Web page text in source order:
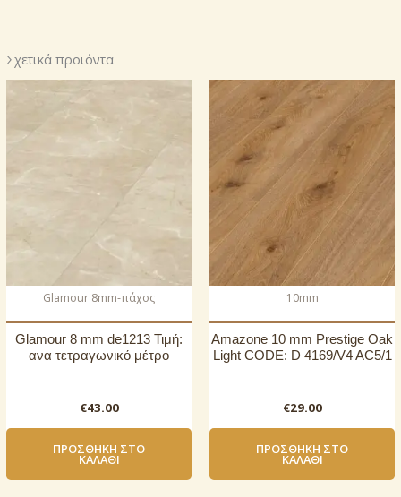
Σχετικά προϊόντα
Glamour 8mm-πάχος
Glamour 8 mm de1213 Τιμή:
ανα τετραγωνικό μέτρο
€43.00
ΠΡΟΣΘΉΚΗ ΣΤΟ
ΚΑΛΆΘΙ
10mm
Amazone 10 mm Prestige Oak
Light CODE: D 4169/V4 AC5/1
€29.00
ΠΡΟΣΘΉΚΗ ΣΤΟ
ΚΑΛΆΘΙ